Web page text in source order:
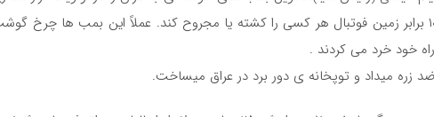
در وسعتی به اندازه ۱۰ برابر زمین فوتبال هر كسی را كشته یا مجروح كند. عملاً این بمب ها
خود خرد می كردند .
زره میداد و توپخانه ی دور برد در عراق میساخت.